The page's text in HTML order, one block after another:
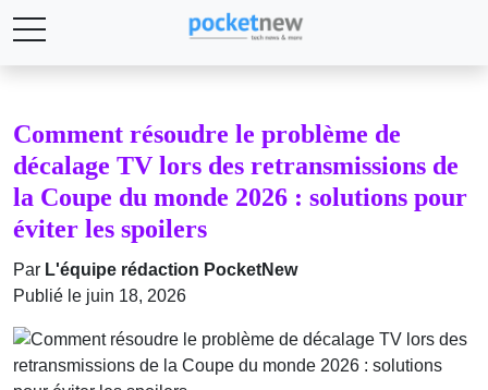
Comment résoudre le problème de
décalage TV lors des retransmissions de
la Coupe du monde 2026 : solutions pour
éviter les spoilers
Par L'équipe rédaction PocketNew
Publié le juin 18, 2026